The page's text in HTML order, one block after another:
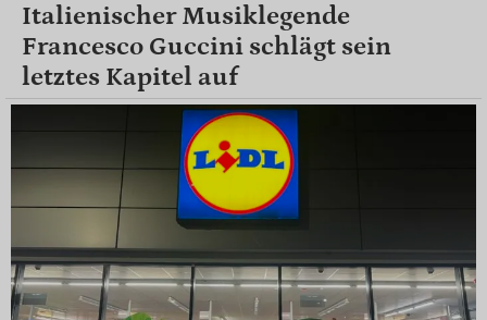
Italienischer Musiklegende
Francesco Guccini schlägt sein
letztes Kapitel auf